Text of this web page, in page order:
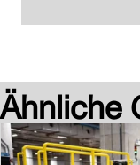
Ähnliche